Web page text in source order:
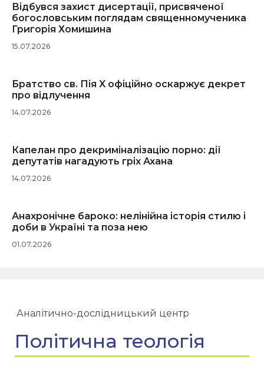
Відбувся захист дисертації, присвяченої
богословським поглядам священномученика
Григорія Хомишина
15.07.2026
Братство св. Пія X офіційно оскаржує декрет
про відлучення
14.07.2026
Капелан про декриміналізацію порно: дії
депутатів нагадують гріх Ахана
14.07.2026
Анахронічне бароко: нелінійна історія стилю і
доби в Україні та поза нею
01.07.2026
Аналітично-дослідницький центр
Політична теологія